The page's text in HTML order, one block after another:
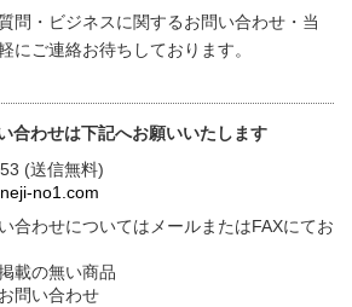
問・ビジネスに関するお問い合わせ・当
にご連絡お待ちしております。
合わせは下記へお願いいたします
(送信無料)
no1.com
合わせについてはメールまたはFAXにてお
載の無い商品
問い合わせ